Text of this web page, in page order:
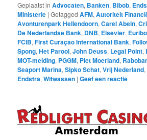
Geplaatst in Advocaten, Banken, Bibob,
Ministerie |Getagged AFM,Autoriteit
Avonturenpark Hellendoorn,Carel Abeln,
De Nederlandse Bank, DNB, Elsevier,
FCIB,First Curaçao International Bank,
Spong,Het Parool,John Deuss, Legal Point,
MOT-melding, PGGM, Piet Moerland,
Seaport Marina,Sipko Schat,Vrij Nederland,
Endstra,Witwassen |Geef een reactie